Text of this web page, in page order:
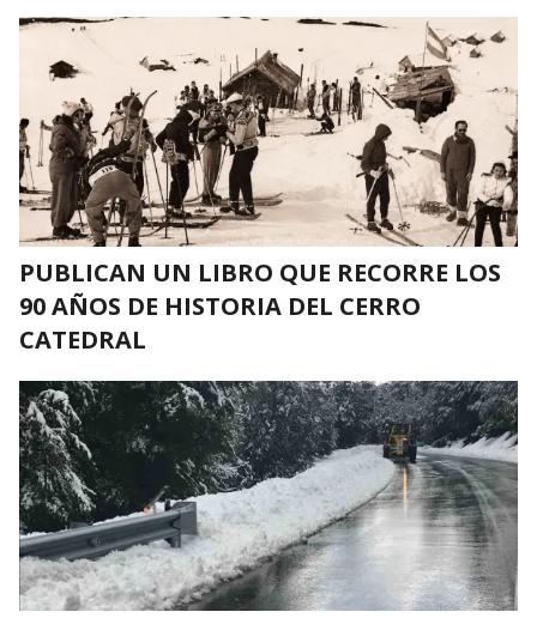
PUBLICAN UN LIBRO QUE RECORRE LOS
90 AÑOS DE HISTORIA DEL CERRO
CATEDRAL